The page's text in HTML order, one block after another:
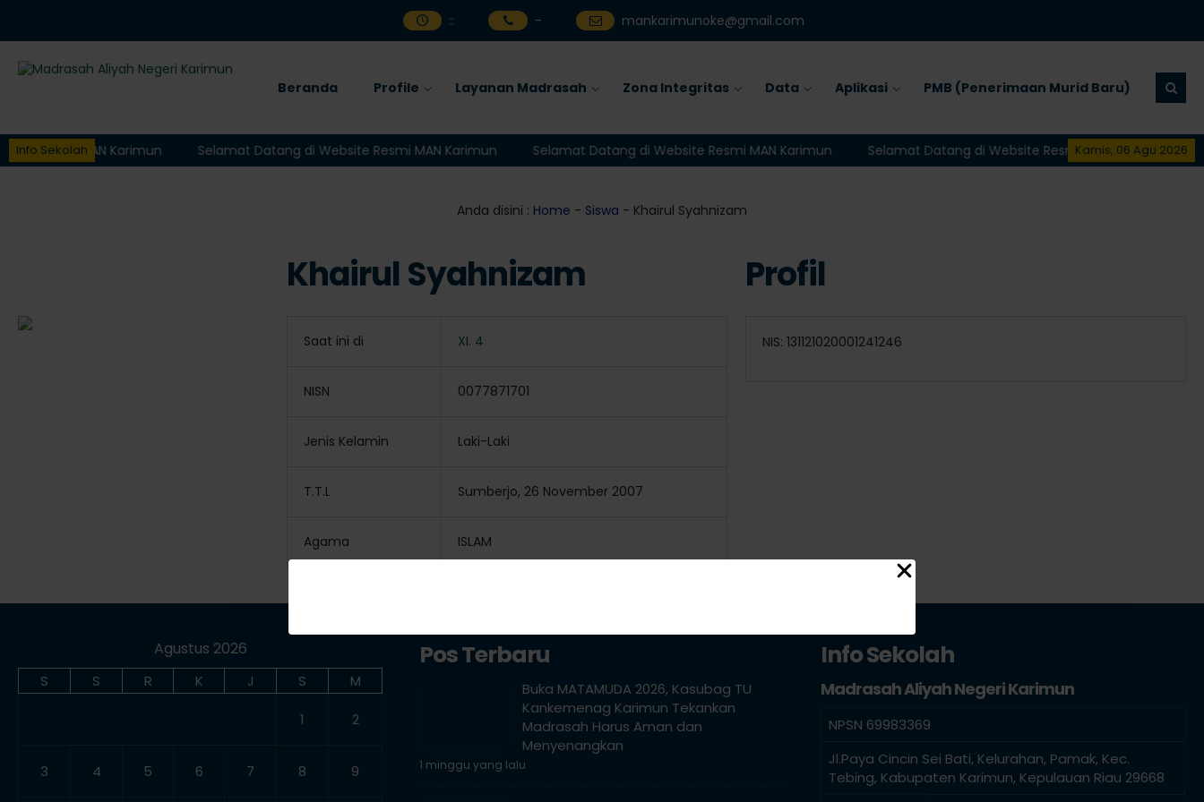
:: - mankarimunoke@gmail.com
Beranda Profile Layanan Madrasah Zona Integritas Data Aplikasi PMB (Penerimaan Murid Baru)
Info Sekolah Kamis, 06 Agu 2026
Resmi MAN Karimun Selamat Datang di Website Resmi MAN Karimun Selamat Datang di Website Resmi MAN Karimun Selamat Datang di Website Resmi MAN Karimun
Anda disini : Home - Siswa - Khairul Syahnizam
Khairul Syahnizam
Saat ini di XI. 4
NISN 0077871701
Jenis Kelamin Laki-Laki
T.T.L Sumberjo, 26 November 2007
Agama ISLAM
Profil
NIS: 131121020001241246
Agustus 2026
S S R K J S M
1 2
3 4 5 6 7 8 9
Pos Terbaru
Buka MATAMUDA 2026, Kasubag TU
Kankemenag Karimun Tekankan
Madrasah Harus Aman dan
Menyenangkan
1 minggu yang lalu
Info Sekolah
Madrasah Aliyah Negeri Karimun
NPSN 69983369
Jl.Paya Cincin Sei Bati, Kelurahan, Pamak, Kec.
Tebing, Kabupaten Karimun, Kepulauan Riau 29668